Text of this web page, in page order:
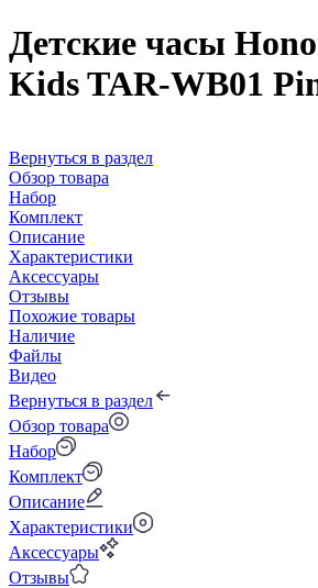
Детские часы
Kids TAR-WB01
Вернуться в раздел
Обзор товара
Набор
Комплект
Описание
Характеристики
Аксессуары
Отзывы
Похожие товары
Наличие
Файлы
Видео
Вернуться в раздел
Обзор товара
Набор
Комплект
Описание
Характеристики
Аксессуары
Отзывы